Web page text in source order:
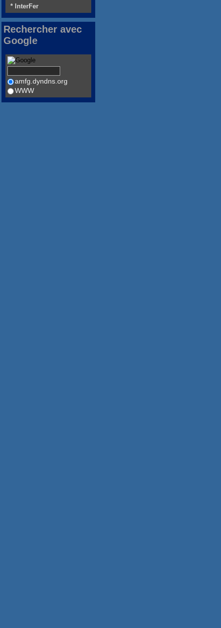
* InterFer
Rechercher avec
Google
amfg.dyndns.org
WWW